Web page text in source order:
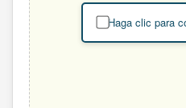
Haga clic para